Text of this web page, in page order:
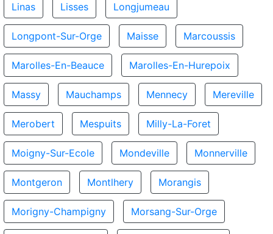
Linas Lisses Longjumeau
Longpont-Sur-Orge Maisse Marcoussis
Marolles-En-Beauce Marolles-En-Hurepoix
Massy Mauchamps Mennecy Mereville
Merobert Mespuits Milly-La-Foret
Moigny-Sur-Ecole Mondeville Monnerville
Montgeron Montlhery Morangis
Morigny-Champigny Morsang-Sur-Orge